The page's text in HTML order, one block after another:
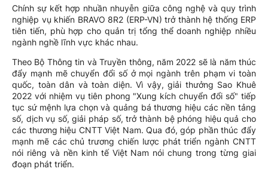
Chính sự kết hợp nhuần nhuyễn giữa công nghệ và quy trình
nghiệp vụ khiến BRAVO 8R2 (ERP-VN) trở thành hệ thống ERP
tiên tiến, phù hợp cho quản trị tổng thể doanh nghiệp nhiều
ngành nghề lĩnh vực khác nhau.
Theo Bộ Thông tin và Truyền thông, năm 2022 sẽ là năm thúc
đẩy mạnh mẽ chuyển đổi số ở mọi ngành trên phạm vi toàn
quốc, toàn dân và toàn diện. Vì vậy, giải thưởng Sao Khuê
2022 với nhiệm vụ tiên phong "Xung kích chuyển đổi số" tiếp
tục sứ mệnh lựa chọn và quảng bá thương hiệu các nền tảng
số, dịch vụ số, giải pháp số, trở thành bệ phóng hiệu quả cho
các thương hiệu CNTT Việt Nam. Qua đó, góp phần thúc đẩy
mạnh mẽ các chủ trương chiến lược phát triển ngành CNTT
nói riêng và nền kinh tế Việt Nam nói chung trong từng giai
đoạn phát triển.